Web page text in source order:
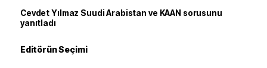
Cevdet Yılmaz Suudi Arabistan ve KAAN sorusunu
yanıtladı
Editörün Seçimi